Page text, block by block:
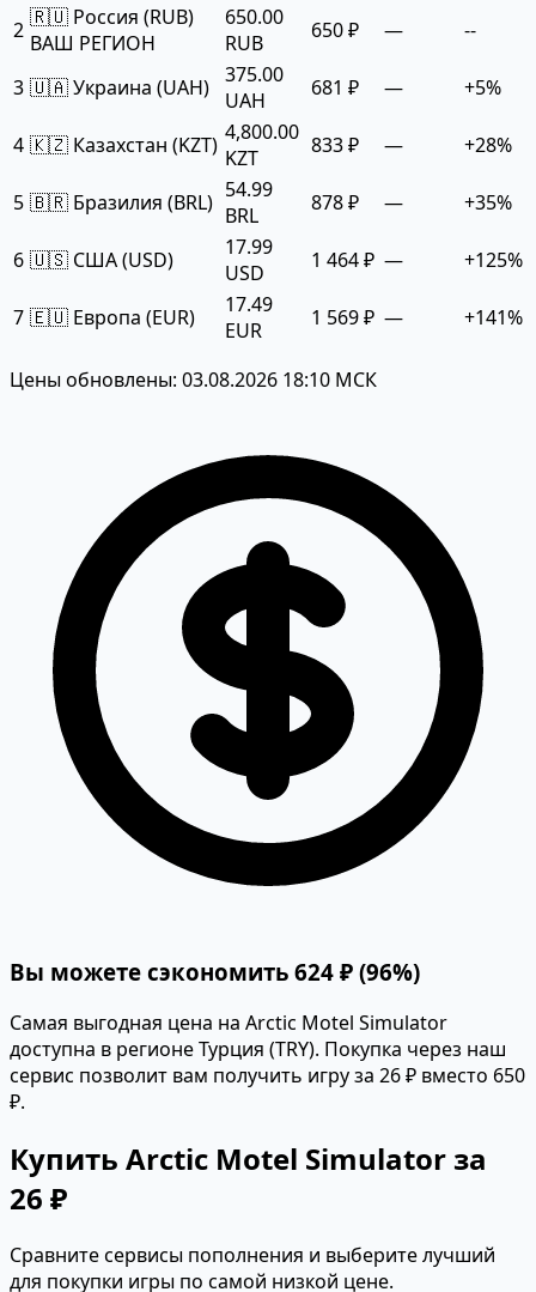
2 🇷🇺 Россия (RUB)
ВАШ РЕГИОН
650.00
RUB
650 ₽ — --
3 🇺🇦 Украина (UAH) 375.00
UAH
681 ₽ — +5%
4 🇰🇿 Казахстан (KZT) 4,800.00
KZT
833 ₽ — +28%
5 🇧🇷 Бразилия (BRL) 54.99
BRL
878 ₽ — +35%
6 🇺🇸 США (USD)
17.99
USD
1 464 ₽ — +125%
7 🇪🇺 Европа (EUR)
17.49
EUR
1 569 ₽ — +141%
Цены обновлены: 03.08.2026 18:10 МСК
Вы можете сэкономить 624 ₽ (96%)
Самая выгодная цена на Arctic Motel Simulator
доступна в регионе Турция (TRY). Покупка через наш
сервис позволит вам получить игру за 26 ₽ вместо 650
₽.
Купить Arctic Motel Simulator за
26 ₽
Сравните сервисы пополнения и выберите лучший
для покупки игры по самой низкой цене.